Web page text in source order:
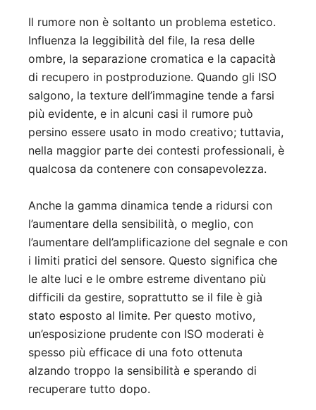
Il rumore non è soltanto un problema estetico.
Influenza la leggibilità del file, la resa delle
ombre, la separazione cromatica e la capacità
di recupero in postproduzione. Quando gli ISO
salgono, la texture dell’immagine tende a farsi
più evidente, e in alcuni casi il rumore può
persino essere usato in modo creativo; tuttavia,
nella maggior parte dei contesti professionali, è
qualcosa da contenere con consapevolezza.
Anche la gamma dinamica tende a ridursi con
l’aumentare della sensibilità, o meglio, con
l’aumentare dell’amplificazione del segnale e con
i limiti pratici del sensore. Questo significa che
le alte luci e le ombre estreme diventano più
difficili da gestire, soprattutto se il file è già
stato esposto al limite. Per questo motivo,
un’esposizione prudente con ISO moderati è
spesso più efficace di una foto ottenuta
alzando troppo la sensibilità e sperando di
recuperare tutto dopo.